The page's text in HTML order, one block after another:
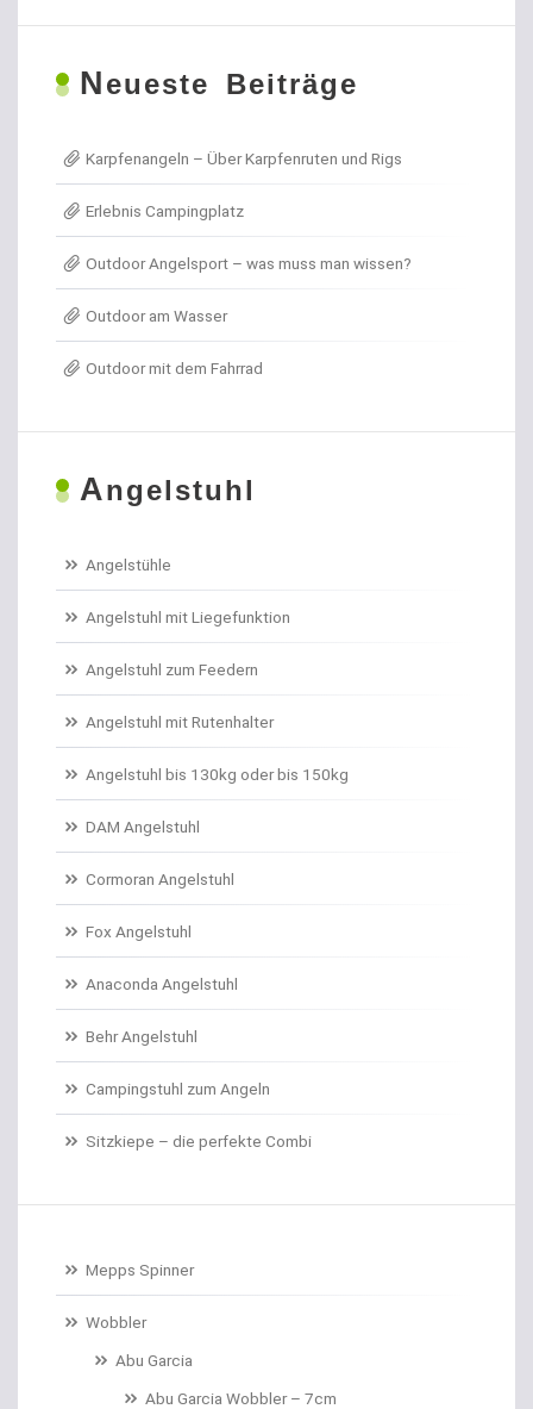
Angel- / Jagd- & Outdoormesser
Angelkoffer
Angelrollen für das Forellenangeln
Angelschnur Dorsch
Angelschnur Feedern
Angelschnur Waller
Angelschnur Zander/Barsch
Angelstühle
Angelstuhl Behr
Anti Tangle Booms
Assist Hooks
Auftriebskugeln
Auftriebssysteme für Köder
Baitcastrollen
Baitformer für Forellenteig
Banksticks/Erdspeere
Neueste Beiträge
Karpfenangeln – Über Karpfenruten und Rigs
Erlebnis Campingplatz
Outdoor Angelsport – was muss man wissen?
Outdoor am Wasser
Outdoor mit dem Fahrrad
Angelstuhl
Angelstühle
Angelstuhl mit Liegefunktion
Angelstuhl zum Feedern
Angelstuhl mit Rutenhalter
Angelstuhl bis 130kg oder bis 150kg
DAM Angelstuhl
Cormoran Angelstuhl
Fox Angelstuhl
Anaconda Angelstuhl
Behr Angelstuhl
Campingstuhl zum Angeln
Sitzkiepe – die perfekte Combi
Mepps Spinner
Wobbler
Abu Garcia
Abu Garcia Wobbler – 7cm